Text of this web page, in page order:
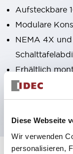
Diese Webseite
Wir verwenden
personalisieren,
Aufsteckbare
Modulare
NEMA 4X
Erhältlich
UL gelistet,
CE